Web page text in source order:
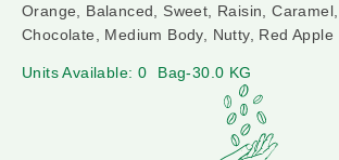
Orange, Balanced, Sweet, Raisin, Caramel,
Chocolate, Medium Body, Nutty, Red Apple
Units Available: 0 Bag-30.0 KG